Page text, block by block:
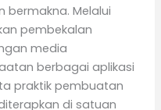
bermakna. Melalui
pembekalan
media
berbagai aplikasi
praktik pembuatan
di satuan